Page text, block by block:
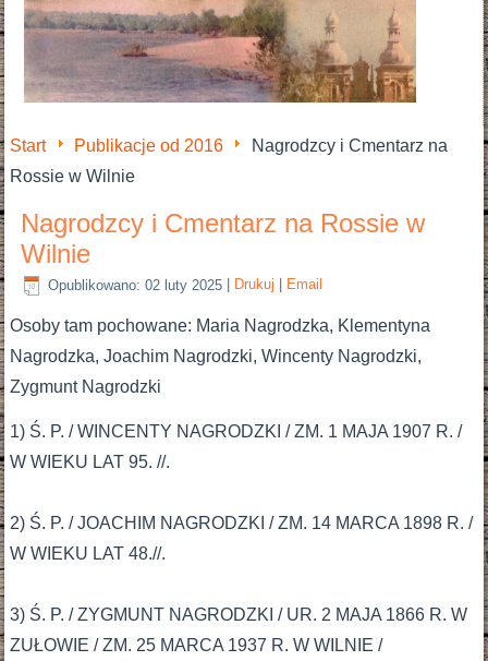
Start Publikacje od 2016
Nagrodzcy i Cmentarz na
Rossie w Wilnie
Nagrodzcy i Cmentarz na Rossie w
Wilnie
Opublikowano: 02 luty 2025 Drukuj Email
Osoby tam pochowane: Maria Nagrodzka, Klementyna
Nagrodzka, Joachim Nagrodzki, Wincenty Nagrodzki,
Zygmunt Nagrodzki
1) Ś. P. / WINCENTY NAGRODZKI / ZM. 1 MAJA 1907 R. /
W WIEKU LAT 95. //.
2) Ś. P. / JOACHIM NAGRODZKI / ZM. 14 MARCA 1898 R. /
W WIEKU LAT 48.//.
3) Ś. P. / ZYGMUNT NAGRODZKI / UR. 2 MAJA 1866 R. W
ZUŁOWIE / ZM. 25 MARCA 1937 R. W WILNIE /